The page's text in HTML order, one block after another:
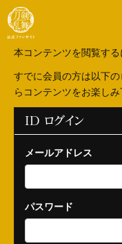
本コンテンツを閲覧する
すでに会員の方は以下
らコンテンツをお楽しみ
ID ログイン
メールアドレス
パスワード